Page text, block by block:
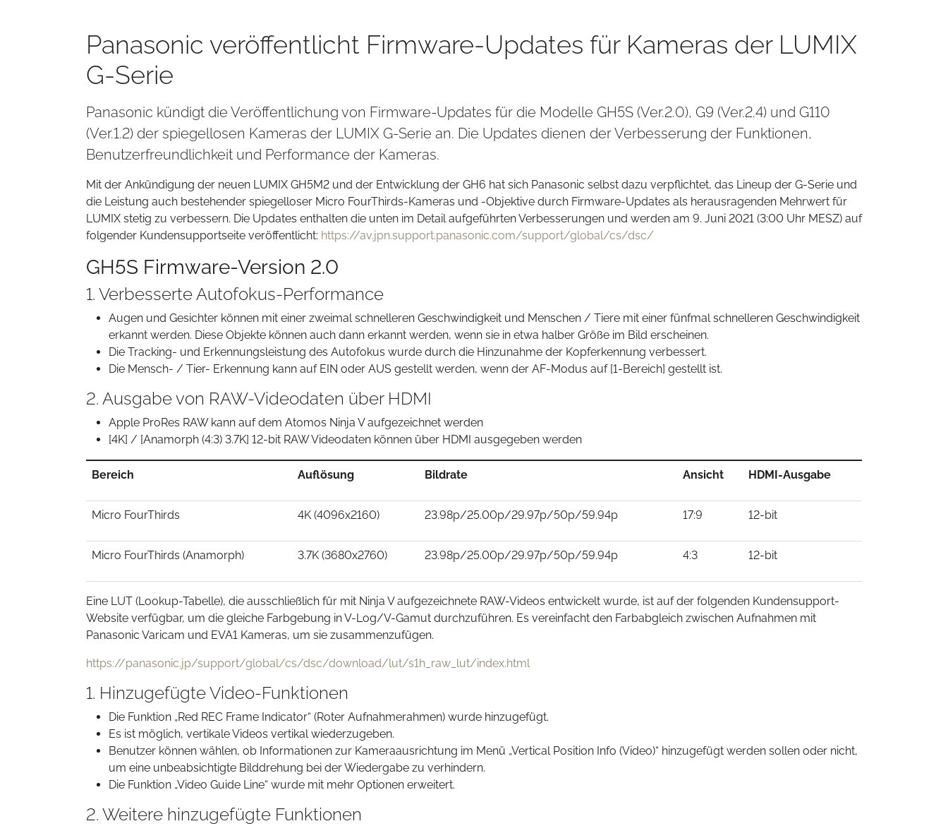
Panasonic veröffentlicht Firmware-Updates für Kameras der LUMIX
G-Serie
Panasonic kündigt die Veröffentlichung von Firmware-Updates für die Modelle GH5S (Ver.2.0), G9 (Ver.2.4) und G110
(Ver.1.2) der spiegellosen Kameras der LUMIX G-Serie an. Die Updates dienen der Verbesserung der Funktionen,
Benutzerfreundlichkeit und Performance der Kameras.
Mit der Ankündigung der neuen LUMIX GH5M2 und der Entwicklung der GH6 hat sich Panasonic selbst dazu verpflichtet, das Lineup der G-Serie und
die Leistung auch bestehender spiegelloser Micro FourThirds-Kameras und -Objektive durch Firmware-Updates als herausragenden Mehrwert für
LUMIX stetig zu verbessern. Die Updates enthalten die unten im Detail aufgeführten Verbesserungen und werden am 9. Juni 2021 (3:00 Uhr MESZ) auf
folgender Kundensupportseite veröffentlicht: https://av.jpn.support.panasonic.com/support/global/cs/dsc/
GH5S Firmware-Version 2.0
1. Verbesserte Autofokus-Performance
Augen und Gesichter können mit einer zweimal schnelleren Geschwindigkeit und Menschen / Tiere mit einer fünfmal schnelleren Geschwindigkeit
erkannt werden. Diese Objekte können auch dann erkannt werden, wenn sie in etwa halber Größe im Bild erscheinen.
Die Tracking- und Erkennungsleistung des Autofokus wurde durch die Hinzunahme der Kopferkennung verbessert.
Die Mensch- / Tier- Erkennung kann auf EIN oder AUS gestellt werden, wenn der AF-Modus auf [1-Bereich] gestellt ist.
2. Ausgabe von RAW-Videodaten über HDMI
Apple ProRes RAW kann auf dem Atomos Ninja V aufgezeichnet werden
[4K] / [Anamorph (4:3) 3.7K] 12-bit RAW Videodaten können über HDMI ausgegeben werden
Bereich Auflösung Bildrate Ansicht HDMI-Ausgabe
Micro FourThirds 4K (4096x2160) 23.98p/25.00p/29.97p/50p/59.94p 17:9 12-bit
Micro FourThirds (Anamorph) 3.7K (3680x2760) 23.98p/25.00p/29.97p/50p/59.94p 4:3 12-bit
Eine LUT (Lookup-Tabelle), die ausschließlich für mit Ninja V aufgezeichnete RAW-Videos entwickelt wurde, ist auf der folgenden Kundensupport-
Website verfügbar, um die gleiche Farbgebung in V-Log/V-Gamut durchzuführen. Es vereinfacht den Farbabgleich zwischen Aufnahmen mit
Panasonic Varicam und EVA1 Kameras, um sie zusammenzufügen.
https://panasonic.jp/support/global/cs/dsc/download/lut/s1h_raw_lut/index.html
1. Hinzugefügte Video-Funktionen
Die Funktion „Red REC Frame Indicator“ (Roter Aufnahmerahmen) wurde hinzugefügt.
Es ist möglich, vertikale Videos vertikal wiederzugeben.
Benutzer können wählen, ob Informationen zur Kameraausrichtung im Menü „Vertical Position Info (Video)“ hinzugefügt werden sollen oder nicht,
um eine unbeabsichtigte Bilddrehung bei der Wiedergabe zu verhindern.
Die Funktion „Video Guide Line“ wurde mit mehr Optionen erweitert.
2. Weitere hinzugefügte Funktionen